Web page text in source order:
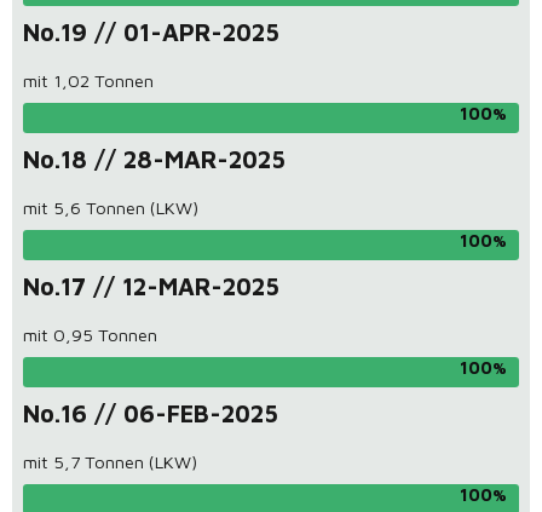
No.19 // 01-APR-2025
mit 1,02 Tonnen
100
No.18 // 28-MAR-2025
mit 5,6 Tonnen (LKW)
100
No.17 // 12-MAR-2025
mit 0,95 Tonnen
100
No.16 // 06-FEB-2025
mit 5,7 Tonnen (LKW)
100